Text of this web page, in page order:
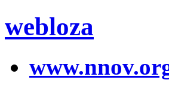
webloza